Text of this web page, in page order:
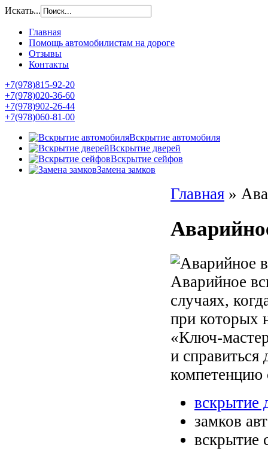
Искать...
Главная
Помощь автомобилистам на дороге
Отзывы
Контакты
+7(978)815-92-20
+7(978)020-36-60
+7(978)902-26-44
+7(978)060-81-00
Вскрытие автомобиля
Вскрытие дверей
Вскрытие сейфов
Замена замков
Главная »
Аварийное
случаях,
при которых
«Ключ-
и справиться
компетенцию
вскрытие
замков
вскрытие